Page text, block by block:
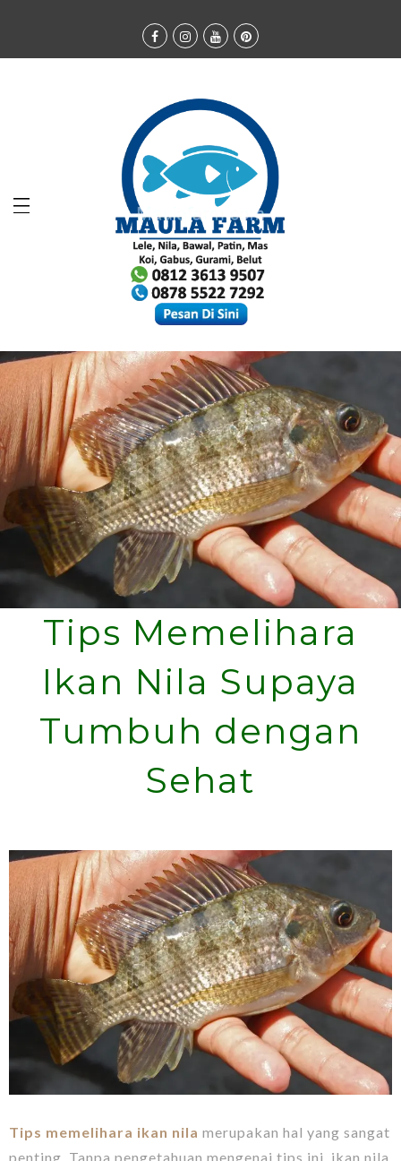
Tips Memelihara
Ikan Nila Supaya
Tumbuh dengan
Sehat
Tips memelihara ikan nila merupakan hal yang sangat
penting. Tanpa pengetahuan mengenai tips ini, ikan nila